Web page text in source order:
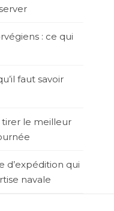
: ce qui
faut savoir
tirer le meilleur
d’expédition qui
navale